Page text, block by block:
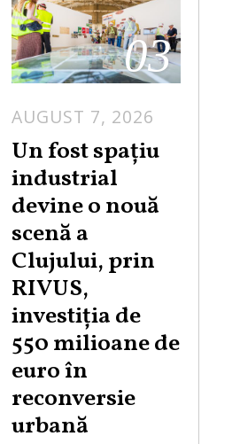
03
AUGUST 7, 2026
Un fost spațiu
industrial
devine o nouă
scenă a
Clujului, prin
RIVUS,
investiția de
550 milioane de
euro în
reconversie
urbană